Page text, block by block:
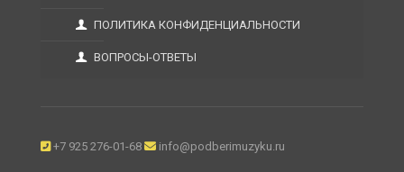
ПОЛИТИКА КОНФИДЕНЦИАЛЬНОСТИ
ВОПРОСЫ-ОТВЕТЫ
+7 925 276-01-68 info@podberimuzyku.ru